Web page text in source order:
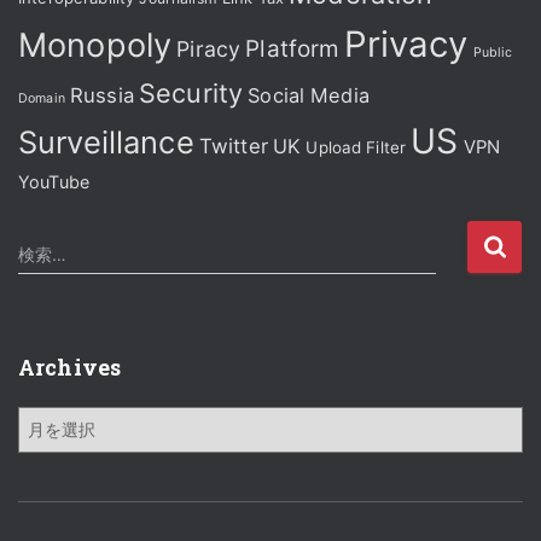
Monopoly Piracy Platform Privacy Public
Domain Russia Security Social Media
Surveillance Twitter UK Upload Filter US VPN
YouTube
検
索
検索…
Archives
h